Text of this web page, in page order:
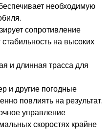
необходимую
сопротивление
на высоких
и длинная трасса для
и другие погодные
повлиять на результат.
управление
скоростях крайне